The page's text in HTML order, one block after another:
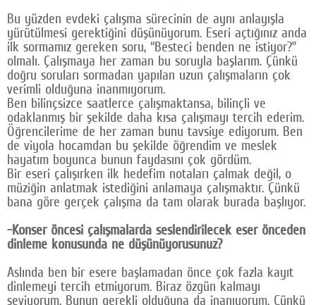
Bu yüzden evdeki çalışma sürecinin de aynı anlayışla
yürütülmesi gerektiğini düşünüyorum. Eseri açtığınız anda
ilk sormamız gereken soru, “Besteci benden ne istiyor?”
olmalı. Çalışmaya her zaman bu soruyla başlarım. Çünkü
doğru soruları sormadan yapılan uzun çalışmaların çok
verimli olduğuna inanmıyorum.
Ben bilinçsizce saatlerce çalışmaktansa, bilinçli ve
odaklanmış bir şekilde daha kısa çalışmayı tercih ederim.
Öğrencilerime de her zaman bunu tavsiye ediyorum. Ben
de viyola hocamdan bu şekilde öğrendim ve meslek
hayatım boyunca bunun faydasını çok gördüm.
Bir eseri çalışırken ilk hedefim notaları çalmak değil, o
müziğin anlatmak istediğini anlamaya çalışmaktır. Çünkü
bana göre gerçek çalışma da tam olarak burada başlıyor.
-Konser öncesi çalışmalarda seslendirilecek eser önceden
dinleme konusunda ne düşünüyorusunuz?
Aslında ben bir esere başlamadan önce çok fazla kayıt
dinlemeyi tercih etmiyorum. Biraz özgün kalmayı
seviyorum. Bunun gerekli olduğuna da inanıyorum. Çünkü